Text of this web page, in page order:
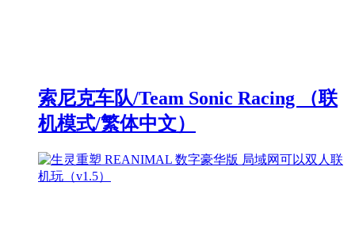
索尼克车队/Team Sonic Racing （联
机模式/繁体中文）